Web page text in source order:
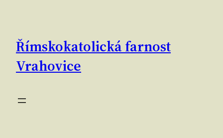
Římskokatolická farnost
Vrahovice